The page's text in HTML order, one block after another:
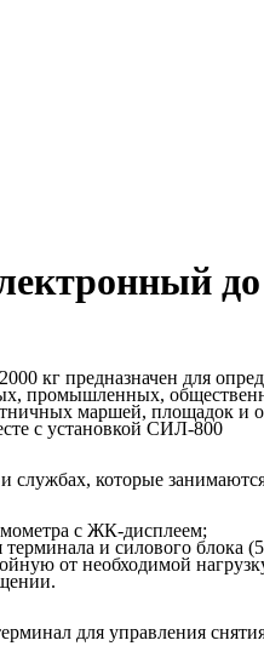
кг предназначен для
промышленных,
маршей, площадок и
с установкой СИЛ-800
службах, которые
с ЖК-дисплеем;
терминала и силового блока
от необходимой
для управления